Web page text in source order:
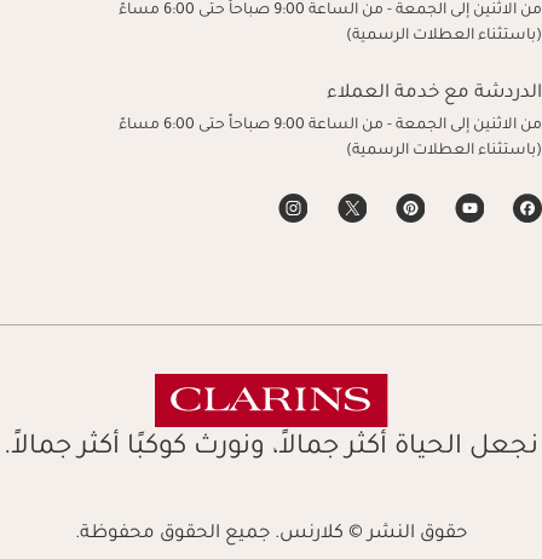
من الاثنين إلى الجمعة - من الساعة 9:00 صباحاً حتى 6:00 مساءً
(باستثناء العطلات الرسمية)
الدردشة مع خدمة العملاء
من الاثنين إلى الجمعة - من الساعة 9:00 صباحاً حتى 6:00 مساءً
(باستثناء العطلات الرسمية)
نجعل الحياة أكثر جمالاً، ونورث كوكبًا أكثر جمالاً.
حقوق النشر © كلارنس. جميع الحقوق محفوظة.